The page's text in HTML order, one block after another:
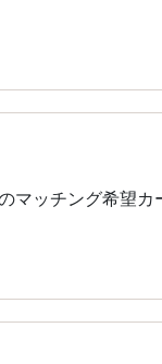
ッチング希望カ